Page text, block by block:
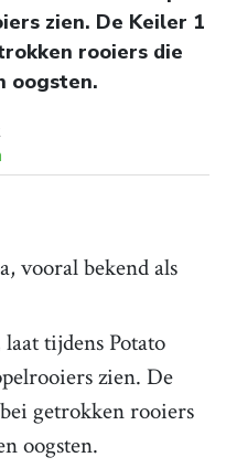
zien. De Keiler 1
rooiers die
oogsten.
vooral bekend als
tijdens Potato
zien. De
getrokken rooiers
oogsten.